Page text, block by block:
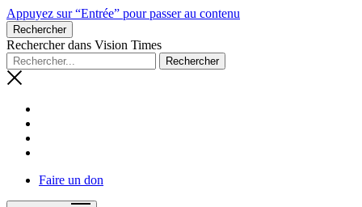
Appuyez sur “Entrée” pour passer au contenu
Rechercher
Rechercher dans Vision Times
Faire un don